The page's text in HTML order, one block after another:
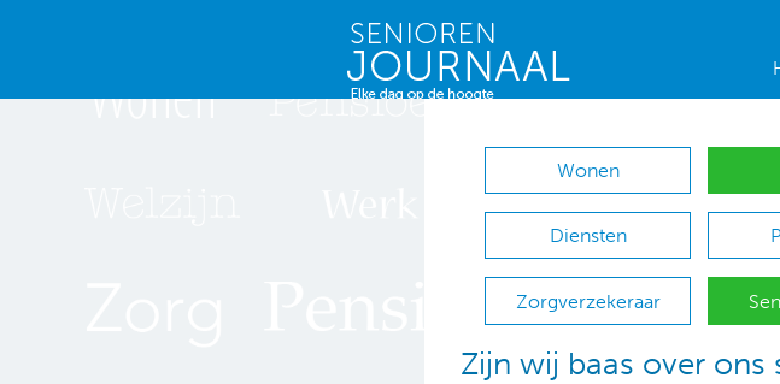
Wonen
Diensten
Zorgverzekeraar
Zijn wij baas over